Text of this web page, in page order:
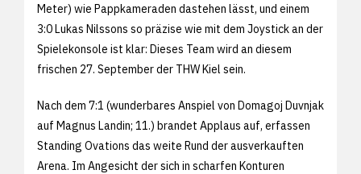
Meter) wie Pappkameraden dastehen lässt, und einem
3:0 Lukas Nilssons so präzise wie mit dem Joystick an der
Spielekonsole ist klar: Dieses Team wird an diesem
frischen 27. September der THW Kiel sein.
Nach dem 7:1 (wunderbares Anspiel von Domagoj Duvnjak
auf Magnus Landin; 11.) brandet Applaus auf, erfassen
Standing Ovations das weite Rund der ausverkauften
Arena. Im Angesicht der sich in scharfen Konturen